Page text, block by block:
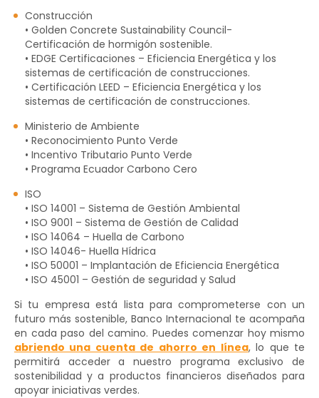
Construcción
• Golden Concrete Sustainability Council-
Certificación de hormigón sostenible.
• EDGE Certificaciones – Eficiencia Energética y los
sistemas de certificación de construcciones.
• Certificación LEED – Eficiencia Energética y los
sistemas de certificación de construcciones.
Ministerio de Ambiente
• Reconocimiento Punto Verde
• Incentivo Tributario Punto Verde
• Programa Ecuador Carbono Cero
ISO
• ISO 14001 – Sistema de Gestión Ambiental
• ISO 9001 – Sistema de Gestión de Calidad
• ISO 14064 – Huella de Carbono
• ISO 14046- Huella Hídrica
• ISO 50001 – Implantación de Eficiencia Energética
• ISO 45001 – Gestión de seguridad y Salud
Si tu empresa está lista para comprometerse con un
futuro más sostenible, Banco Internacional te acompaña
en cada paso del camino. Puedes comenzar hoy mismo
abriendo una cuenta de ahorro en línea, lo que te
permitirá acceder a nuestro programa exclusivo de
sostenibilidad y a productos financieros diseñados para
apoyar iniciativas verdes.